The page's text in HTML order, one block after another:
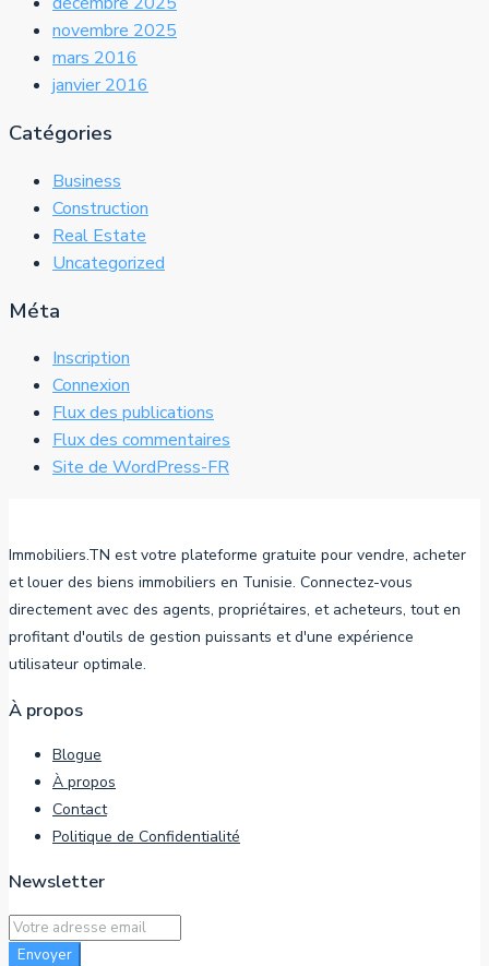
novembre 2025
mars 2016
janvier 2016
Catégories
Business
Construction
Real Estate
Uncategorized
Méta
Inscription
Connexion
Flux des publications
Flux des commentaires
Site de WordPress-FR
Immobiliers.TN est votre plateforme gratuite pour vendre, acheter
et louer des biens immobiliers en Tunisie. Connectez-vous
directement avec des agents, propriétaires, et acheteurs, tout en
profitant d'outils de gestion puissants et d'une expérience
utilisateur optimale.
À propos
Blogue
À propos
Contact
Politique de Confidentialité
Newsletter
Envoyer